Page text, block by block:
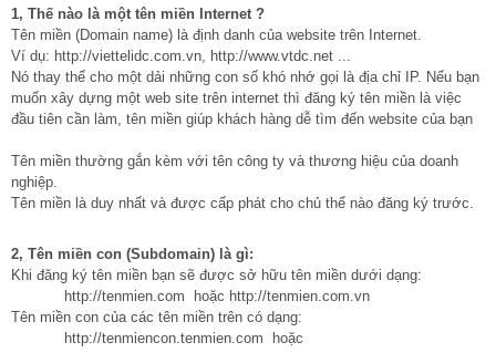
1, Thế nào là một tên miền Internet ?
Tên miền (Domain name) là định danh của website trên Internet.
Ví dụ: http://viettelidc.com.vn, http://www.vtdc.net ...
Nó thay thế cho một dải những con số khó nhớ gọi là địa chỉ IP. Nếu bạn
muốn xây dựng một web site trên internet thì đăng ký tên miền là việc
đầu tiên cần làm, tên miền giúp khách hàng dễ tìm đến website của bạn
Tên miền thường gắn kèm với tên công ty và thương hiệu của doanh
nghiệp.
Tên miền là duy nhất và được cấp phát cho chủ thể nào đăng ký trước.
2, Tên miền con (Subdomain) là gì:
Khi đăng ký tên miền bạn sẽ được sở hữu tên miền dưới dạng:
http://tenmien.com hoặc http://tenmien.com.vn
Tên miền con của các tên miền trên có dạng:
http://tenmiencon.tenmien.com hoặc